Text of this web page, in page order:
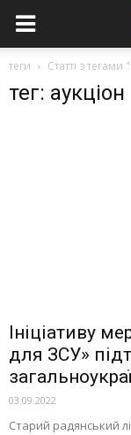
теги Статті з тегами
тег: аукціон
Ініціативу
для ЗСУ»
03.09.2022
Старий радянський